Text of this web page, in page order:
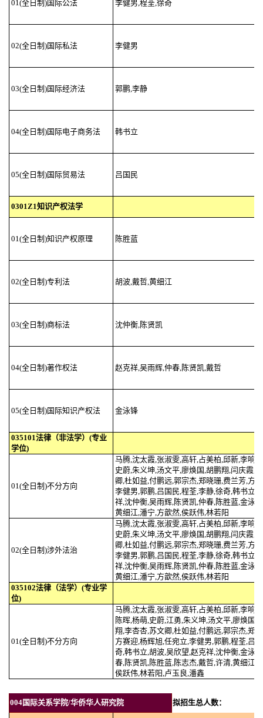
01(全日制)国际公法 李健男,程荃,徐奇
02(全日制)国际私法 李健男
03(全日制)国际经济法 郭鹏,李静
04(全日制)国际电子商务法 韩书立
05(全日制)国际贸易法 吕国民
0301Z1知识产权法学
01(全日制)知识产权原理 陈胜蓝
02(全日制)专利法 胡波,戴哲,黄细江
03(全日制)商标法 沈仲衡,陈贤凯
04(全日制)著作权法 赵克祥,吴雨辉,仲春,陈贤凯,戴哲
05(全日制)国际知识产权法 金泳锋
035101法律（非法学）(专业
学位)
01(全日制)不分方向
马腾,沈太霞,张淑雯,高轩,占美柏,邱新,李响,
史蔚,朱义坤,汤文平,廖焕国,胡鹏翔,闫庆霞,
卿,杜如益,付鹏远,郭宗杰,郑晓珊,费兰芳,方
李健男,郭鹏,吕国民,程荃,李静,徐奇,韩书立,
祥,沈仲衡,吴雨辉,陈贤凯,仲春,陈胜蓝,金泳
黄细江,潘宁,方歆然,侯跃伟,林若阳
02(全日制)涉外法治
马腾,沈太霞,张淑雯,高轩,占美柏,邱新,李响,
史蔚,朱义坤,汤文平,廖焕国,胡鹏翔,闫庆霞,
卿,杜如益,付鹏远,郭宗杰,郑晓珊,费兰芳,方
李健男,郭鹏,吕国民,程荃,李静,徐奇,韩书立,
祥,沈仲衡,吴雨辉,陈贤凯,仲春,陈胜蓝,金泳
黄细江,潘宁,方歆然,侯跃伟,林若阳
035102法律（法学）(专业学
位)
01(全日制)不分方向
马腾,沈太霞,张淑雯,高轩,占美柏,邱新,李响,
陈晖,杨萌,史蔚,江勇,朱义坤,汤文平,廖焕国,
翔,李杏杏,苏文卿,杜如益,付鹏远,郭宗杰,郑
方赛迎,杨辉旭,任宛立,李健男,郭鹏,程荃,吕
奇,韩书立,胡波,吴欣望,赵克祥,沈仲衡,金泳
春,陈贤凯,陈胜蓝,陈志杰,戴哲,许清,黄细江,
侯跃伟,林若阳,卢玉良,潘鑫
004国际关系学院/华侨华人研究院 拟招生总人数：